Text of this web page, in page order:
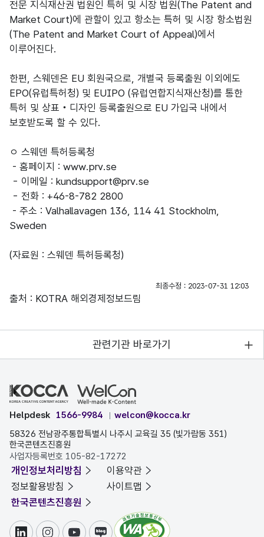
전문 지식재산권 법원인 특허 및 시장 법원(The Patent and
Market Court)에 관할이 있고 항소는 특허 및 시장 항소법원
(The Patent and Market Court of Appeal)에서
이루어진다.
한편, 스웨덴은 EU 회원국으로, 개별국 등록출원 이외에도
EPO(유럽특허청) 및 EUIPO (유럽연합지식재산청)를 통한
특허 및 상표‧디자인 등록출원으로 EU 가입국 내에서
보호받도록 할 수 있다.
ㅇ 스웨덴 특허등록청
- 홈페이지 : www.prv.se
- 이메일 : kundsupport@prv.se
- 전화 : +46-8-782 2800
- 주소 : Valhallavagen 136, 114 41 Stockholm,
Sweden
(자료원 : 스웨덴 특허등록청)
최종수정 : 2023-07-31 12:03
출처 : KOTRA 해외경제정보드림
관련기관 바로가기
Helpdesk 1566-9984
welcon@kocca.kr
58326 전남광주통합특별시 나주시 교육길 35 (빛가람동 351)
한국콘텐츠진흥원
사업자등록번호 105-82-17272
개인정보처리방침
이용약관
정보활용방침
사이트맵
한국콘텐츠진흥원